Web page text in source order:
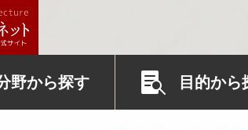
野から探す 目的から